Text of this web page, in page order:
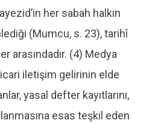
her sabah halkın
(Mumcu, s. 23), tarihî
arasındadır. (4) Medya
iletişim gelirinin elde
yasal defter kayıtlarını,
esas teşkil eden